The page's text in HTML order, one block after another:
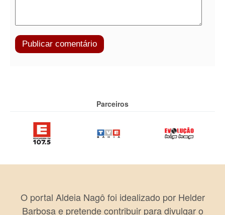
Parceiros
O portal Aldeia Nagô foi idealizado por Helder
Barbosa e pretende contribuir para divulgar o